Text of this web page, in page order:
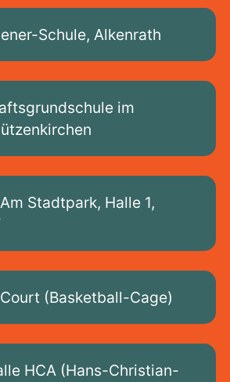
Schule, Alkenrath
im
Stadtpark, Halle 1,
(Basketball-Cage)
HCA (Hans-Christian-